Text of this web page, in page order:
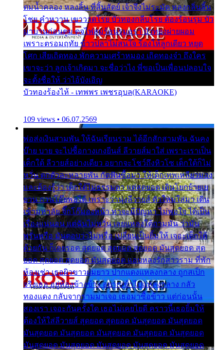
ตมน้ำคลอง หลงลิ้น ที่สิ้นสัตย์ เจ้าจึงไม่ระมัด หลงกลิ่นลิ้น
โชย คำหวาน เขาวาดโรย บัวทองกลีบโรย ต้องร้อนรุม บัว
มาบานก่อนตูม ดุจไฟสุมร้อนรุมอุรา บัวทองผ่ายผอม
เพราะตรอมฤทัย ข้าวปลาไม่สนใจ ร้องไห้ลูกเดียว หยุด
โศก เสียเถิดทอง พักความเศร้าหมอง เถิดทองจ๋า ถึงใคร
เขาจะว่า ลูกเจ้าเกิดมา จะชื่อว่าไง พี่ขอเป็นเพื่อนปลอบใจ
จะตั้งชื่อให้ ว่าไอ้บังเอิญ
บัวทองร้องไห้ - เทพพร เพชรอุบล(KARAOKE)
109 views • 06.07.2569
พ่อส่งเงินสามพัน ให้ฉันเรียนราม ได้อีกสักสามพัน ฉันคง
บ๊าย บาย จะไปซื้อกางเกงยีนส์ ลีวายส์มาใส่ เพราะเราเป็น
เด็กใต้ ลีวายส์อย่างเดียว อยากจะโชว์ถึงหิวโซ เด็กใต้ก็ไม่
หวั่น ตกตัวละหลายพัน กัดฟันซื้อมา ให้เด็กเทพเหลียวมอง
และต้องรู้ว่า เด็กใต้ไม่ธรรมดา แต่สุดยอด เดินโยกย้ายเย
ยวน กวนโอ๊ยพอได้ เพราะว่านุ่งลีวายส์ ตัวใหม่ใส่มา เดิน
เข้ามหาลัย จิ๊กโก๊มองหน้า ท่าจะมีปัญหา ไม่พอใจ ได้เป็น
เรื่องแน่นอน แต่ฉันไม่หวั่น เลยแหลงใต้ถามมัน ว่ามัน
พรั่นพรือ มันตอบว่าไม่พรื่อ เปลี่ยนเป็นยิ้มให้ เจอะเด็กใต้
ด้วยกัน ก็เลยรอด สุดยอด สุดยอด สุดยอด มันสุดยอด สุด
ยอด สุดยอด สุดยอด มันสุดยอด แอบหลงรักสาวราม ที่พัก
ห้องเช่า เธอผิวขาวผมยาว ปากแดงแหลงกลาง ถูกสเป็ก
จริงเธอ อยู่ห้องข้างข้าง อยากเข้าไปแหลงกลาง กลัว
ทองแดง กลับจากรามมาเจอ เธอมาซื้อข้าว แต่ก่อนนั้น
สองเรา เจอะกันครั้งใด เธอไม่เคยไยดี คราวนี้เธอยิ้มให้
ต้องให้ใส่ลีวายส์ สุดยอด สุดยอด มันสุดยอด มันสุดยอด
มันสุดยอด มันสุดยอด มันสุดยอด มันสุดยอด มันสุดยอด
มันสุดยอด มันสุดยอด มันสุดยอด มันสุดยอด มันสุดยอด